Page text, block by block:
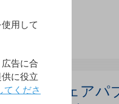
ソフトウェアパ
用して
告に合
に役立
てくださ